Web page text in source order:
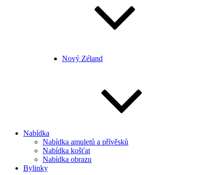
Nový Zéland
Nabídka
Nabídka amuletů a přívěsků
Nabídka košťat
Nabídka obrazu
Bylinky